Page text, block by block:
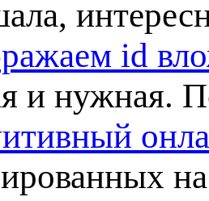
id
и нужная.